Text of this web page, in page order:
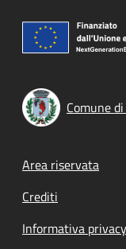
Comune
Footer
Area riservata
Crediti
Informativa privacy